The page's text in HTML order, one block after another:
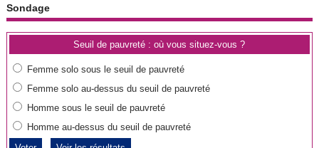
Sondage
Seuil de pauvreté : où vous situez-vous ?
Femme solo sous le seuil de pauvreté
Femme solo au-dessus du seuil de pauvreté
Homme sous le seuil de pauvreté
Homme au-dessus du seuil de pauvreté